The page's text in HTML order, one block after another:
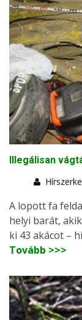
Illegálisan
A lopott fa
helyi barát,
ki 43 akácot –
Tovább >>>